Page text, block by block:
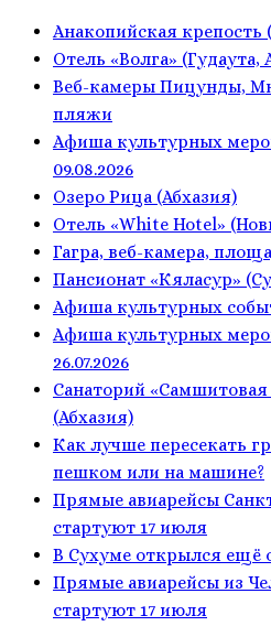
Анакопийская крепость
Отель «Волга» (Гудаута,
Веб-камеры Пицунды,
пляжи
Афиша культурных
09.08.2026
Озеро Рица (Абхазия)
Отель «White Hotel»
Гагра, веб-камера,
Пансионат «Кяласур»
Афиша культурных
Афиша культурных
26.07.2026
Санаторий
(Абхазия)
Как лучше пересекать
пешком или на машине?
Прямые авиарейсы
стартуют 17 июля
В Сухуме открылся ещё
Прямые авиарейсы из
стартуют 17 июля